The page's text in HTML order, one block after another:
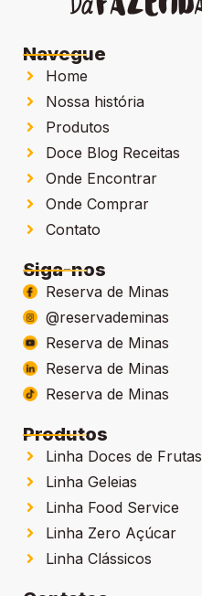
Navegue
Home
Nossa história
Produtos
Doce Blog Receitas
Onde Encontrar
Onde Comprar
Contato
Siga-nos
Reserva de Minas
@reservademinas
Reserva de Minas
Reserva de Minas
Reserva de Minas
Produtos
Linha Doces de Frutas
Linha Geleias
Linha Food Service
Linha Zero Açúcar
Linha Clássicos